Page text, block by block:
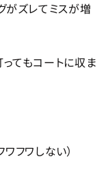
がズレてミスが増
てもコートに収ま
フワしない）